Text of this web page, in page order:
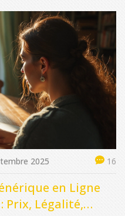
2025 16
en Ligne
Prix, Légalité,